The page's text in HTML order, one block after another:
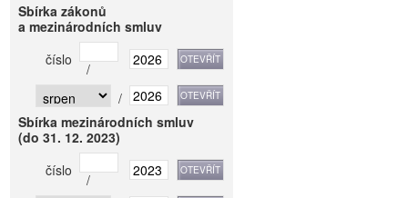
Sbírka zákonů
a mezinárodních smluv
číslo
/
/
Sbírka mezinárodních smluv
(do 31. 12. 2023)
číslo
/